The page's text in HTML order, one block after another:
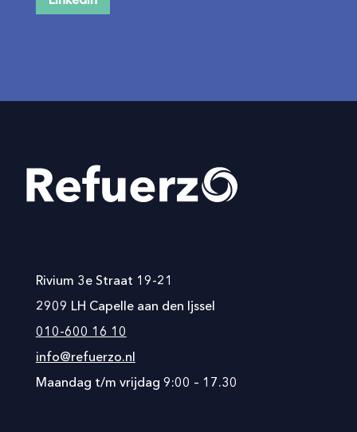
Rivium 3e Straat 19-21
2909 LH Capelle aan den Ijssel
010-600 16 10
info@refuerzo.nl
Maandag t/m vrijdag 9:00 – 17.30